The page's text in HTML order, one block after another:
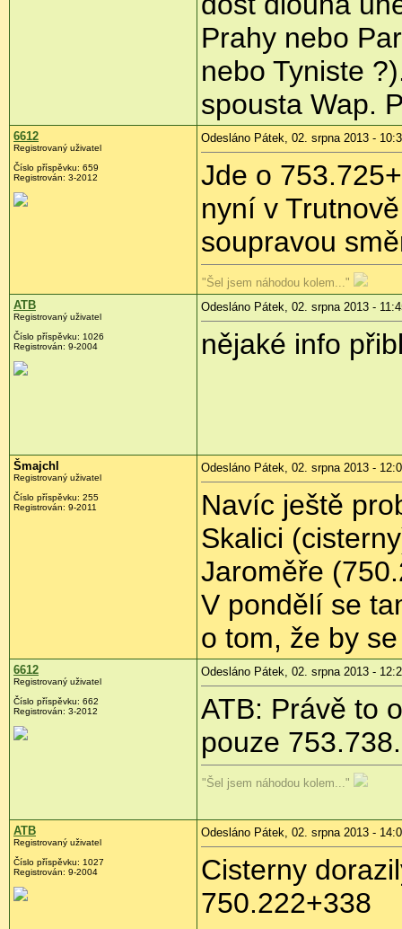
Prahy nebo
nebo Tyniste
spousta Wap.
6612
Registrovaný uživatel
Číslo příspěvku: 659
Registrován: 3-2012
Odesláno Pátek, 02. srpna 2013 -
Jde o
nyní v
soupravou
"Šel jsem náhodou kolem..."
ATB
Registrovaný uživatel
Číslo příspěvku: 1026
Registrován: 9-2004
Odesláno Pátek, 02. srpna 2013 -
nějaké info
Šmajchl
Registrovaný uživatel
Číslo příspěvku: 255
Registrován: 9-2011
Odesláno Pátek, 02. srpna 2013 -
Navíc ještě
Skalici
Jaroměře
V pondělí se
o tom, že by
6612
Registrovaný uživatel
Číslo příspěvku: 662
Registrován: 3-2012
Odesláno Pátek, 02. srpna 2013 -
ATB: Právě to
pouze
"Šel jsem náhodou kolem..."
ATB
Registrovaný uživatel
Číslo příspěvku: 1027
Registrován: 9-2004
Odesláno Pátek, 02. srpna 2013 -
Cisterny
750.222+338